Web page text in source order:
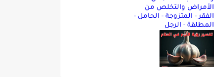
الأمراض والتخلص من
الفقر - المتزوجة - الحامل -
المطلقة - الرجل